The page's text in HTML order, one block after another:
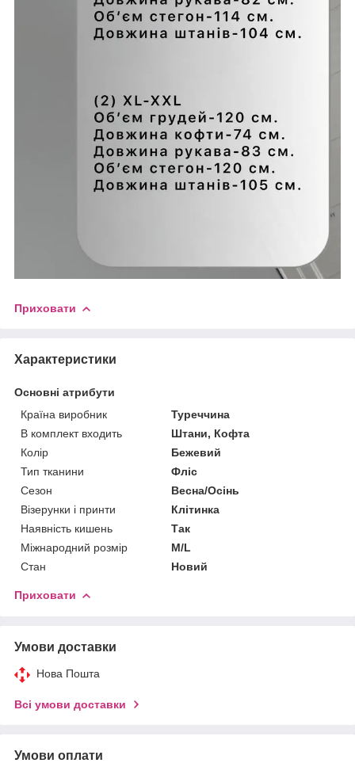
Приховати
Характеристики
Основні атрибути
Країна виробник
Туреччина
В комплект входить
Штани, Кофта
Колір
Бежевий
Тип тканини
Фліс
Сезон
Весна/Осінь
Візерунки і принти
Клітинка
Наявність кишень
Так
Міжнародний розмір
M/L
Стан
Новий
Приховати
Умови доставки
Нова Пошта
Всі умови доставки
Умови оплати